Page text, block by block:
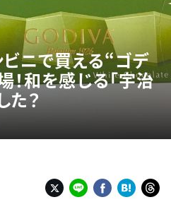
ビニで買える“ゴデ
和を感じる「宇治
た？